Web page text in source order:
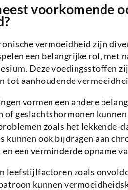
voorkomende
vermoeidheid zijn
een belangrijke rol, met
Deze voedingsstoffen
tot aanhoudende
vormen een andere
geslachtshormonen
zoals het lekkende-
kunnen ook bijdragen aan
een verminderde opname
leefstijlfactoren zoals
kunnen